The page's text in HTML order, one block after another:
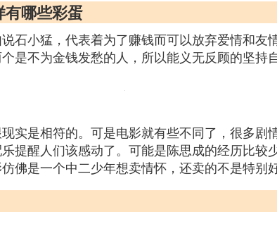
有哪些彩蛋
石小猛，代表着为了赚钱而可以放弃爱情和友
是不为金钱发愁的人，所以能义无反顾的坚持
实是相符的。可是电影就有些不同了，很多
提醒人们该感动了。可能是陈思成的经历比
佛是一个中二少年想卖情怀，还卖的不是特别好